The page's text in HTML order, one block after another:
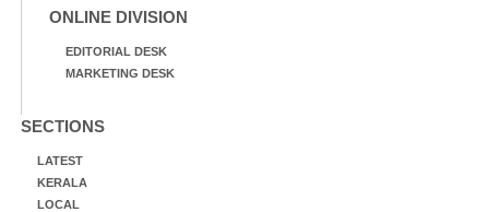
ONLINE DIVISION
EDITORIAL DESK
MARKETING DESK
SECTIONS
LATEST
KERALA
LOCAL